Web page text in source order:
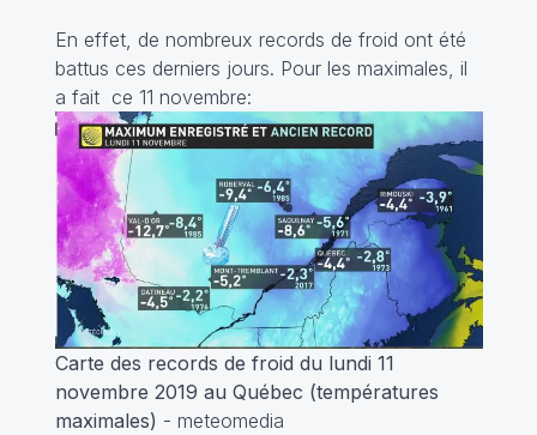
En effet, de nombreux records de froid ont été
battus ces derniers jours. Pour les maximales, il
a fait ce 11 novembre:
Carte des records de froid du lundi 11
novembre 2019 au Québec (températures
maximales) - meteomedia